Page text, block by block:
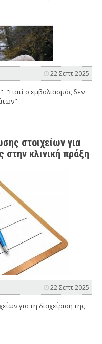
22 Σεπτ 2025
"Γιατί ο εμβολιασμός δεν
στοιχείων για
στην κλινική πράξη
22 Σεπτ 2025
για τη διαχείριση της